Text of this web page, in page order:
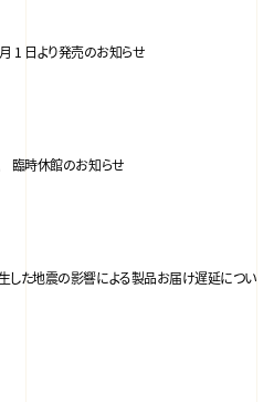
月 1 日より発売のお知らせ
臨時休館のお知らせ
した地震の影響による製品お届け遅延につい